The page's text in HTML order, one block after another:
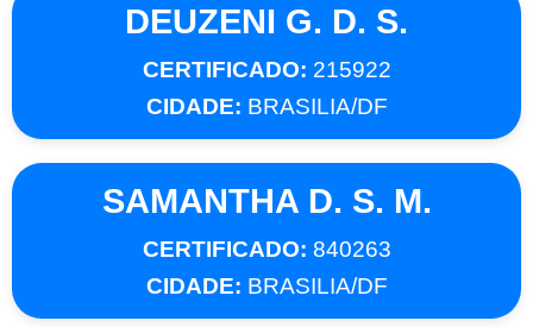
DEUZENI G. D. S.
CERTIFICADO: 215922
CIDADE: BRASILIA/DF
SAMANTHA D. S. M.
CERTIFICADO: 840263
CIDADE: BRASILIA/DF